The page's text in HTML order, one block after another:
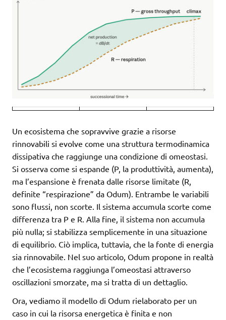
Un ecosistema che sopravvive grazie a risorse
rinnovabili si evolve come una struttura termodinamica
dissipativa che raggiunge una condizione di omeostasi.
Si osserva come si espande (P, la produttività, aumenta),
ma l’espansione è frenata dalle risorse limitate (R,
definite “respirazione” da Odum). Entrambe le variabili
sono flussi, non scorte. Il sistema accumula scorte come
differenza tra P e R. Alla fine, il sistema non accumula
più nulla; si stabilizza semplicemente in una situazione
di equilibrio. Ciò implica, tuttavia, che la fonte di energia
sia rinnovabile. Nel suo articolo, Odum propone in realtà
che l’ecosistema raggiunga l’omeostasi attraverso
oscillazioni smorzate, ma si tratta di un dettaglio.
Ora, vediamo il modello di Odum rielaborato per un
caso in cui la risorsa energetica è finita e non